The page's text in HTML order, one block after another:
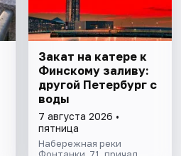
Закат на катере к
Финскому заливу:
другой Петербург с
воды
7 августа 2026 •
пятница
Набережная реки